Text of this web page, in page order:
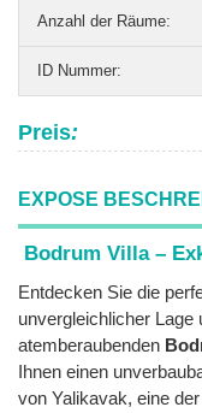
Anzahl der Räume:
ID Nummer:
Preis:
EXPOSE
Bodrum Villa –
Entdecken Sie die
unvergleichlicher Lage
atemberaubenden
Ihnen einen
von Yalikavak, eine